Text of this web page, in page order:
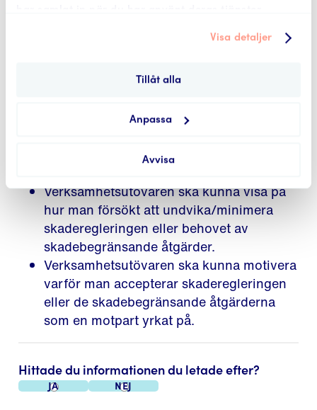
Visa detaljer
Tillåt alla
Anpassa
Avvisa
åtgärder ska ingå i det mest
att uppnå moderna miljövillkor.
kostnadsmässigt och ska ha värderats
Verksamhetsutövaren ska kunna visa på
hur man försökt att undvika/minimera
skaderegleringen eller behovet av
skadebegränsande åtgärder.
Verksamhetsutövaren ska kunna motivera
varför man accepterar skaderegleringen
eller de skadebegränsande åtgärderna
som en motpart yrkat på.
Hittade du informationen du letade efter?
Ja Nej